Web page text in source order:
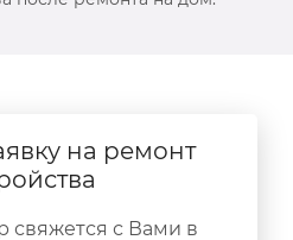
на ремонт
с Вами в